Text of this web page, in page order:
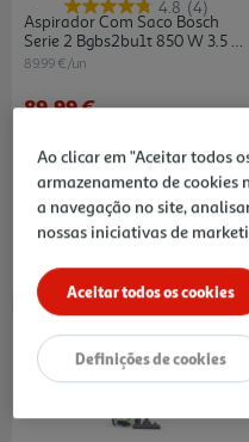
4.8 (4)
Aspirador Com Saco Bosch
Serie 2 Bgbs2bu1t 850 W 3.5 L
Azul
89.99 €/un
89,99 €
5% DESCONTO IMEDIATO
0% juros com Cartão** TAEG 18,4%
Ao clicar em "Aceitar todos
armazenamento de cookies
a navegação no site,
nossas iniciativas de
Aceitar todos os cookies
Definições de cookies